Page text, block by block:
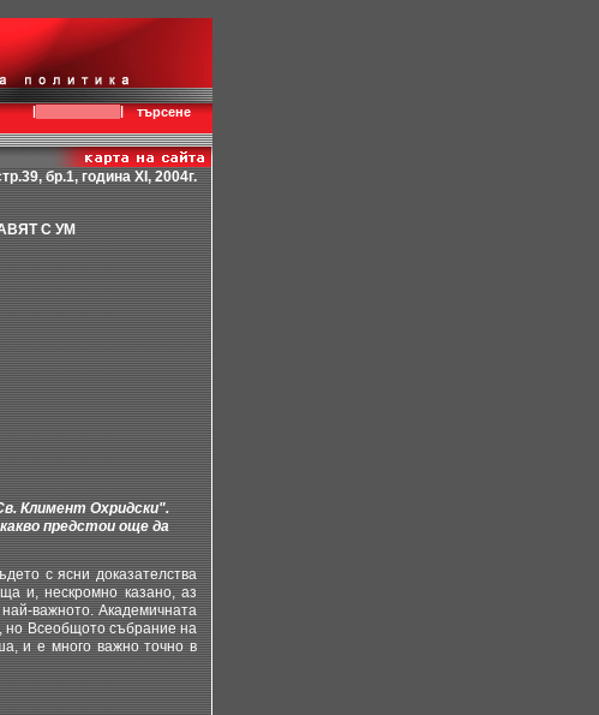
| |търсене
бр.1, година XI, 2004г.
С УМ
Климент Охридски".
предстои още да
с ясни доказателства
и, нескромно казано, аз
важното. Академичната
но Всеобщото събрание на
и е много важно точно в